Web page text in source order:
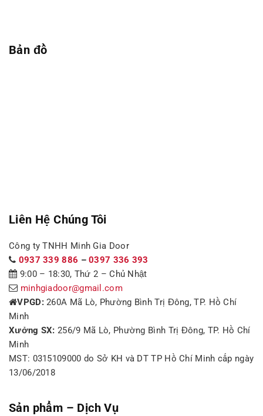
Bản đồ
Liên Hệ Chúng Tôi
Công ty TNHH Minh Gia Door
0937 339 886 –0397 336 393
9:00 – 18:30, Thứ 2 – Chủ Nhật
minhgiadoor@gmail.com
VPGD:260A Mã Lò, Phường Bình Trị Đông, TP. Hồ Chí
Minh
Xưởng SX: 256/9 Mã Lò, Phường Bình Trị Đông, TP. Hồ Chí
Minh
MST: 0315109000 do Sở KH và DT TP Hồ Chí Minh cấp ngày
13/06/2018
Sản phẩm – Dịch Vụ